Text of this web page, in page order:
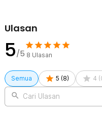
1 x Taffware Adaptor
Ulasan
5/5 8 Ulasan
Semua 5 (8) 4 (
Cari Ulasan